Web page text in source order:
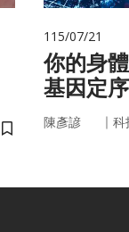
儲存書籤
115/07/21
你的身
基因定
書
陳彥諺 ｜ 科